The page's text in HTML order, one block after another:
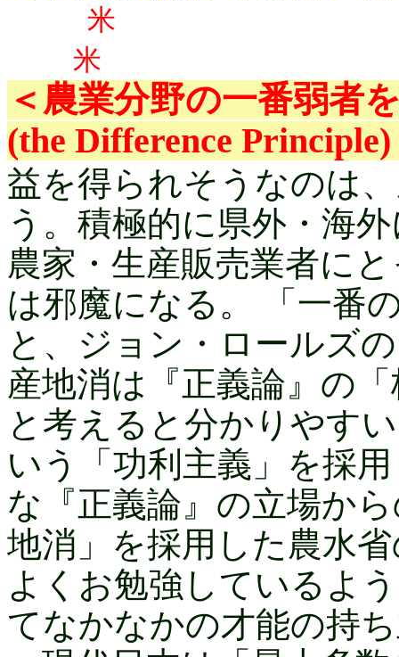
＜農業分野の一番弱者
(the Difference
益を得られそうなのは
う。積極的に県外・海
農家・生産販売業者に
は邪魔になる。 「一番
と、ジョン・ロールズ
産地消は『正義論』の
と考えると分かりやす
いう「功利主義」を採
な『正義論』の立場か
地消」を採用した農水
よくお勉強しているよ
てなかなかの才能の持